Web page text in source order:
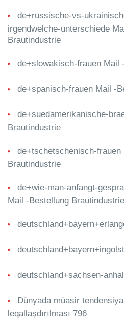
de+russische-vs-
irgendwelche-unterschiede
Brautindustrie
de+slowakisch-frauen Mail
de+spanisch-frauen Mail -
de+suedamerikanische-
Brautindustrie
de+tschetschenisch-frauen
Brautindustrie
de+wie-man-anfangt-
Mail -Bestellung Brautindustrie
deutschland+sachsen-
Dünyada müasir
leqallaşdırılması 796